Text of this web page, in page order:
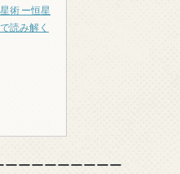
術 ー恒星
読み解く
ーーーーーーーー